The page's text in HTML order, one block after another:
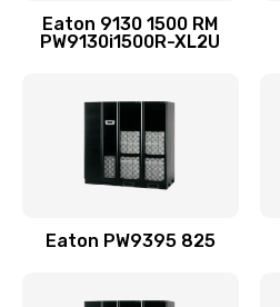
Eaton 9130 1500 RM
PW9130i1500R-XL2U
Eaton PW9395 825